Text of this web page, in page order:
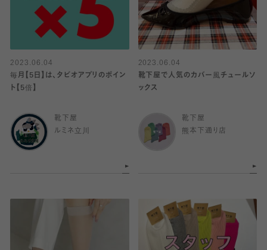
2023.06.04
毎月【5日】は、タビオアプリのポイン
ト【5倍】
靴下屋
ルミネ立川
2023.06.04
靴下屋で人気のカバー風チュールソ
ックス
靴下屋
熊本下通り店